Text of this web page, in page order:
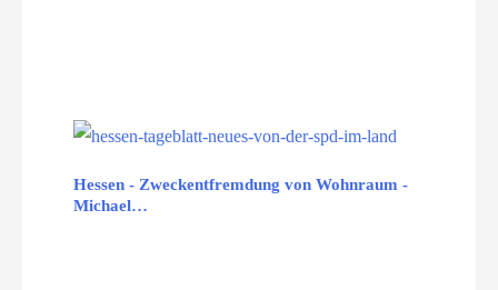
Hessen - Zweckentfremdung von Wohnraum -
Michael…